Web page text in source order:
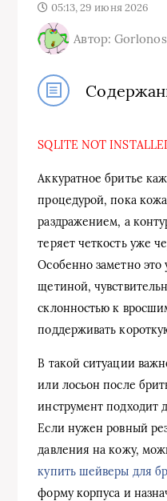
05:13, 29 июня 2026
Автор:
SQLITE NOT
Аккуратное бритье
процедурой, пока
раздражением, а
теряет четкость уже
Особенно заметно это
щетиной,
склонностью к
поддерживать
В такой ситуации
или лосьон после
инструмент подходит
Если нужен ровный
давления на кожу,
купить шейверы для
форму корпуса и